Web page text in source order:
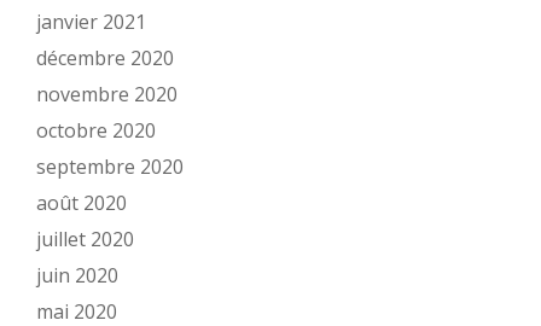
janvier 2021
décembre 2020
novembre 2020
octobre 2020
septembre 2020
août 2020
juillet 2020
juin 2020
mai 2020